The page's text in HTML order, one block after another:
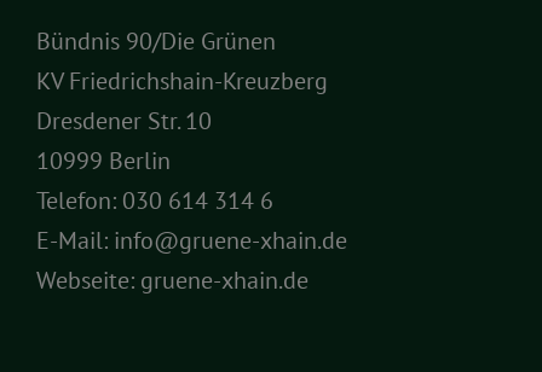
Bündnis 90/Die Grünen
KV Friedrichshain-Kreuzberg
Dresdener Str. 10
10999 Berlin
Telefon: 030 614 314 6
E-Mail: info@gruene-xhain.de
Webseite: gruene-xhain.de